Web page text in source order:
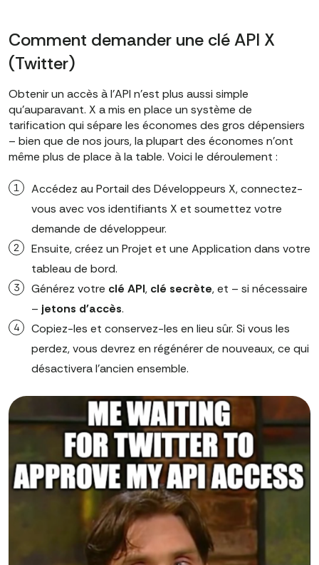
Comment demander une clé API X
(Twitter)
Obtenir un accès à l'API n'est plus aussi simple
qu'auparavant. X a mis en place un système de
tarification qui sépare les économes des gros dépensiers
– bien que de nos jours, la plupart des économes n'ont
même plus de place à la table. Voici le déroulement :
Accédez au Portail des Développeurs X, connectez-
vous avec vos identifiants X et soumettez votre
demande de développeur.
Ensuite, créez un Projet et une Application dans votre
tableau de bord.
Générez votre clé API, clé secrète, et – si nécessaire
– jetons d'accès.
Copiez-les et conservez-les en lieu sûr. Si vous les
perdez, vous devrez en régénérer de nouveaux, ce qui
désactivera l'ancien ensemble.